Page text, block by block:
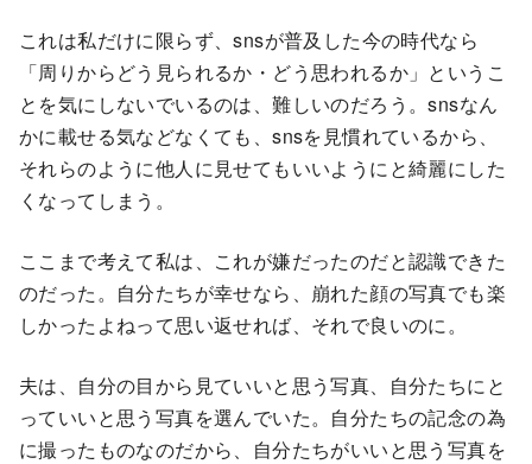
これは私だけに限らず、snsが普及した今の時代なら
「周りからどう見られるか・どう思われるか」というこ
とを気にしないでいるのは、難しいのだろう。snsなん
かに載せる気などなくても、snsを見慣れているから、
それらのように他人に見せてもいいようにと綺麗にした
くなってしまう。
ここまで考えて私は、これが嫌だったのだと認識できた
のだった。自分たちが幸せなら、崩れた顔の写真でも楽
しかったよねって思い返せれば、それで良いのに。
夫は、自分の目から見ていいと思う写真、自分たちにと
っていいと思う写真を選んでいた。自分たちの記念の為
に撮ったものなのだから、自分たちがいいと思う写真を